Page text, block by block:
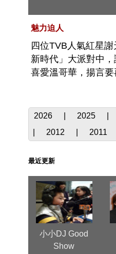
魅力迫人
四位TVB人氣紅星
新時代」大派對中
喜愛溫哥華，揚言
2026 2025
2012 2011
最近更新
小小DJ Good
Show